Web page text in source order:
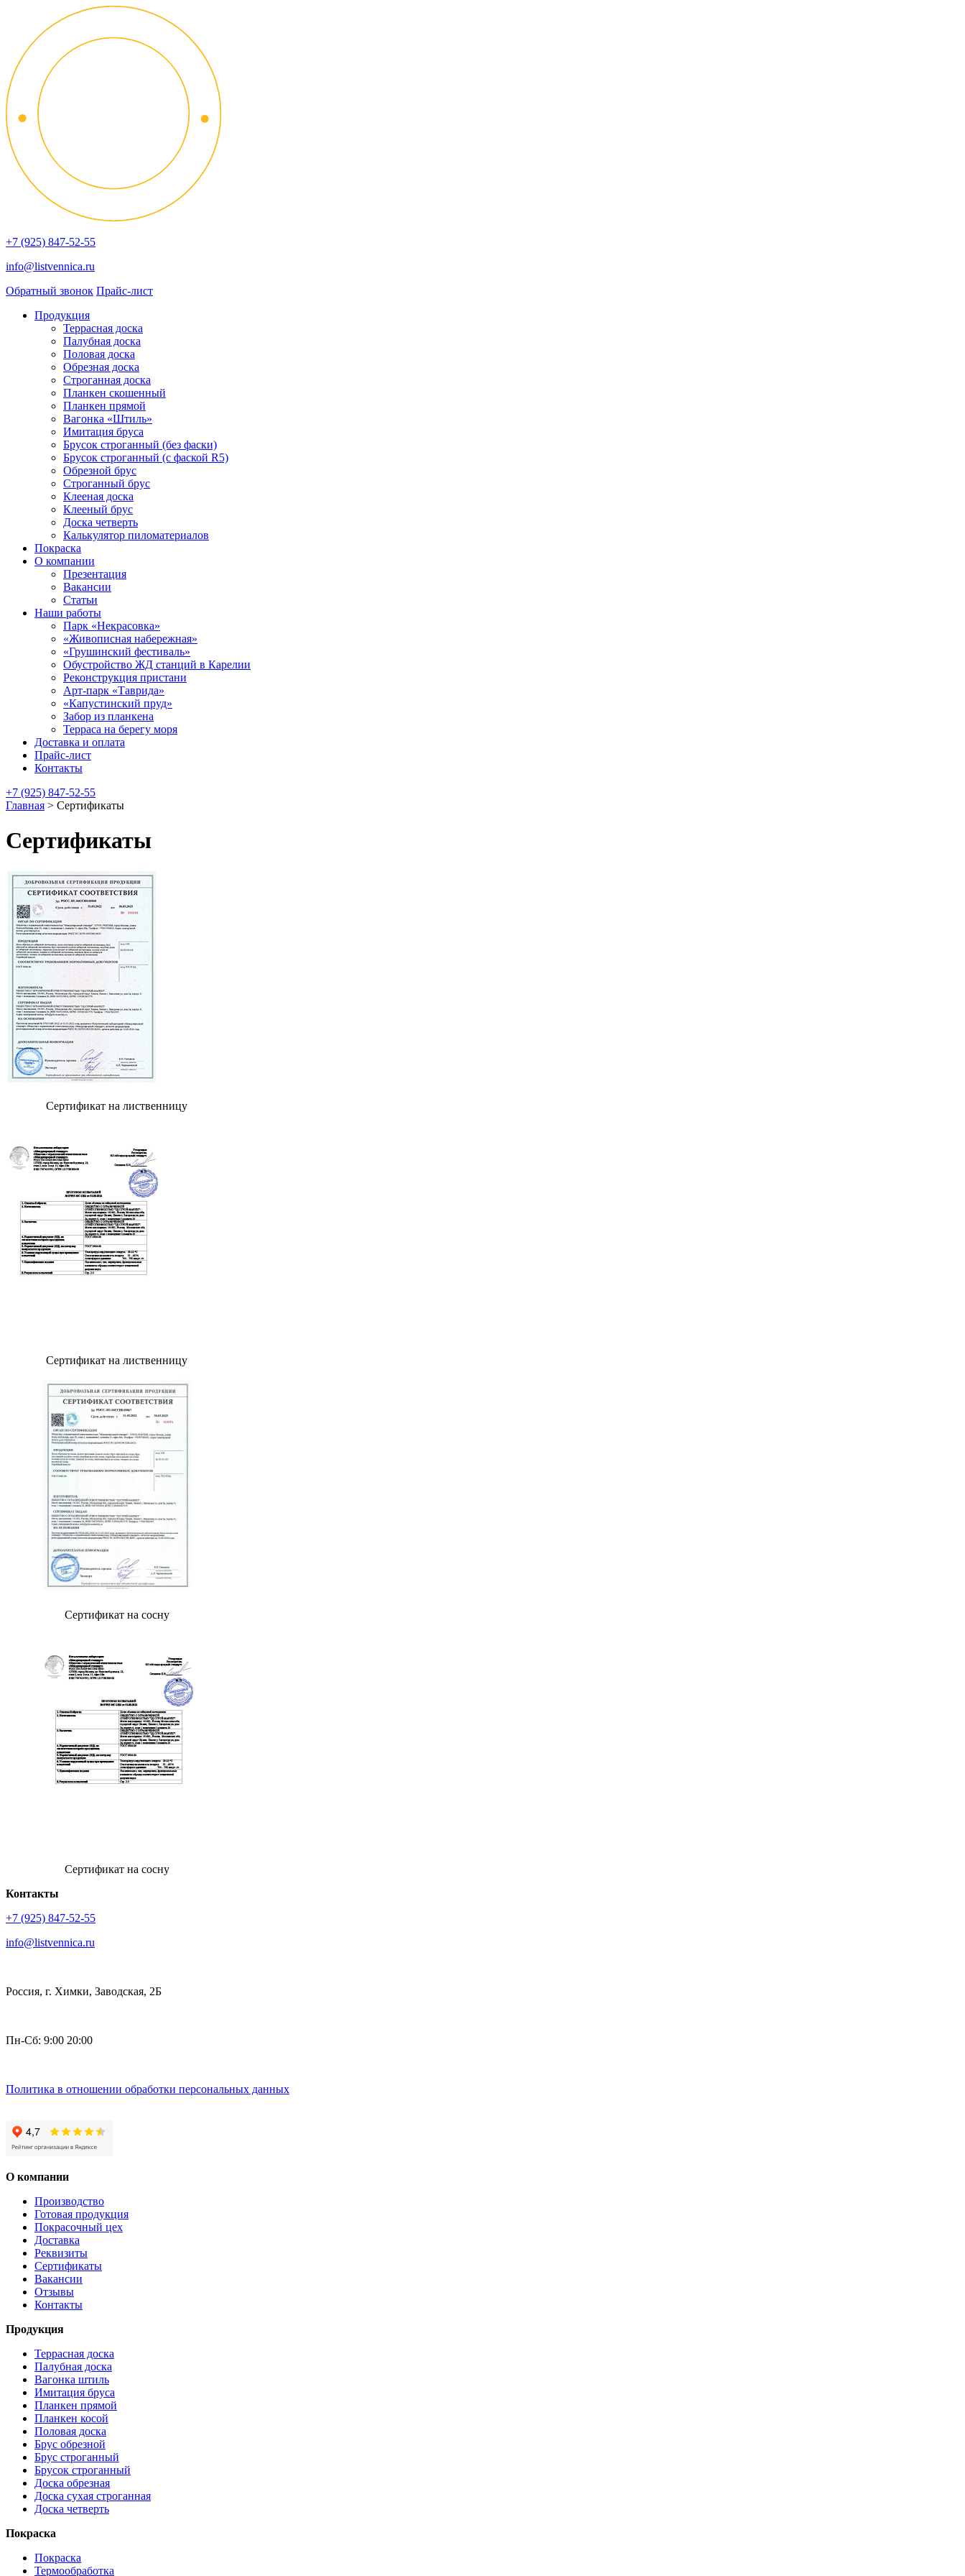
+7 (925) 847-52-55
info@listvennica.ru
Обратный звонок Прайс-лист
Продукция
Террасная доска
Палубная доска
Половая доска
Обрезная доска
Строганная доска
Планкен скошенный
Планкен прямой
Вагонка «Штиль»
Имитация бруса
Брусок строганный (без фаски)
Брусок строганный (с фаской R5)
Обрезной брус
Строганный брус
Клееная доска
Клееный брус
Доска четверть
Калькулятор пиломатериалов
Покраска
О компании
Презентация
Вакансии
Статьи
Наши работы
Парк «Некрасовка»
«Живописная набережная»
«Грушинский фестиваль»
Обустройство ЖД станций в Карелии
Реконструкция пристани
Арт-парк «Таврида»
«Капустинский пруд»
Забор из планкена
Терраса на берегу моря
Доставка и оплата
Прайс-лист
Контакты
+7 (925) 847-52-55
Главная > Сертификаты
Сертификаты
Сертификат на лиственницу
Сертификат на лиственницу
Сертификат на сосну
Сертификат на сосну
Контакты
+7 (925) 847-52-55
info@listvennica.ru
Россия, г. Химки, Заводская, 2Б
Пн-Сб: 9:00 20:00
Политика в отношении обработки персональных данных
О компании
Производство
Готовая продукция
Покрасочный цех
Доставка
Реквизиты
Сертификаты
Вакансии
Отзывы
Контакты
Продукция
Террасная доска
Палубная доска
Вагонка штиль
Имитация бруса
Планкен прямой
Планкен косой
Половая доска
Брус обрезной
Брус строганный
Брусок строганный
Доска обрезная
Доска сухая строганная
Доска четверть
Покраска
Покраска
Термообработка